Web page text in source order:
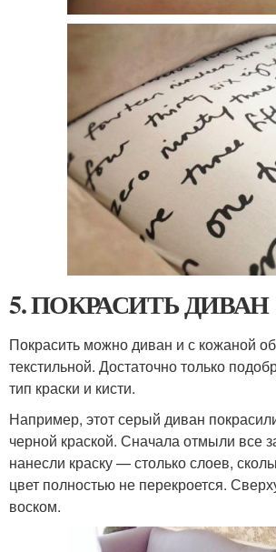
5. ПОКРАСИТЬ ДИВАН
Покрасить можно диван и с кожаной
текстильной. Достаточно только
тип краски и кисти.
Например, этот серый диван
черной краской. Сначала отмыли все
нанесли краску — столько слоев,
цвет полностью не перекроется.
воском.